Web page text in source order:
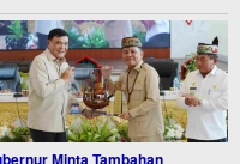
Minta Tambahan